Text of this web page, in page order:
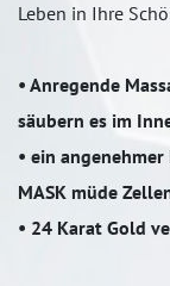
Leben in Ihre
• Anregende
säubern es im
• ein
MASK müde
• 24 Karat Gold